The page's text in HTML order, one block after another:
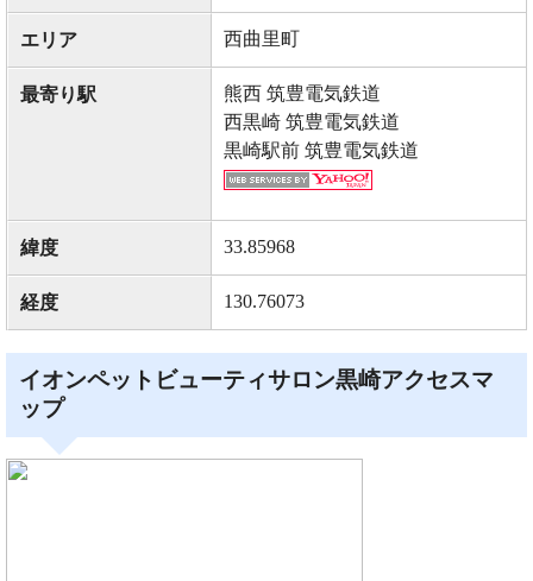
エリア 西曲里町
最寄り駅
熊西 筑豊電気鉄道
西黒崎 筑豊電気鉄道
黒崎駅前 筑豊電気鉄道
緯度 33.85968
経度 130.76073
イオンペットビューティサロン黒崎アクセスマ
ップ